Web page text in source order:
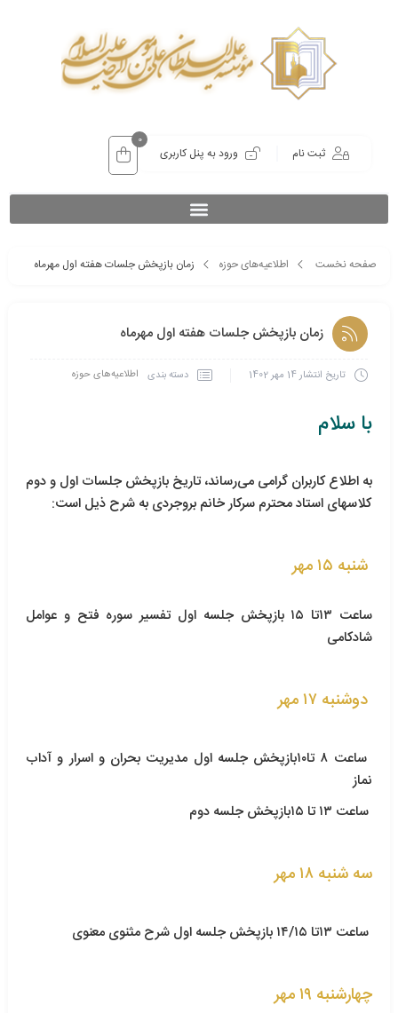
ثبت نام ورود به پنل کاربری
0
صفحه نخست اطلاعیه‌های حوزه زمان بازپخش جلسات هفته اول مهرماه
زمان بازپخش جلسات هفته اول مهرماه
تاریخ انتشار14 مهر 1402 دسته بندی اطلاعیه‌های حوزه
با سلام
به اطلاع کاربران گرامی می‌رساند،‎تاریخ بازپخش جلسات اول و دوم
كلاسهای استاد محترم سرکار خانم بروجردی به شرح ذیل است‌:
شنبه ۱۵ مهر
ساعت ۱۳تا ۱۵
‎ بازپخش جلسه اول تفسیر سوره فتح و عوامل
شادکامی
دوشنبه ۱۷ مهر
‎بازپخش جلسه اول مدیریت بحران و اسرار و آداب
نماز
ساعت ۱۳ تا ۱۵
سه شنبه ۱۸ مهر
ساعت ۱۳تا ۱۴/۱۵ بازپخش جلسه اول شرح مثنوی معنوی
چهارشنبه ١٩ مهر